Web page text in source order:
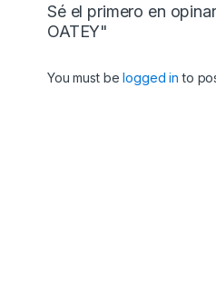
Sé el primero en
OATEY"
You must belogged in to